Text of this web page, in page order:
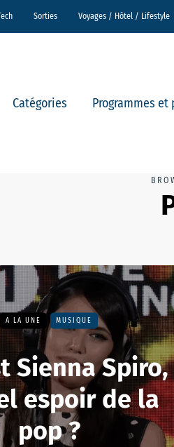
Sorties Voyages / Hôtel / Lifestyle
Catégories Programmes et
A LA UNE MUSIQUE
Sienna Spiro,
espoir de la
pop ?